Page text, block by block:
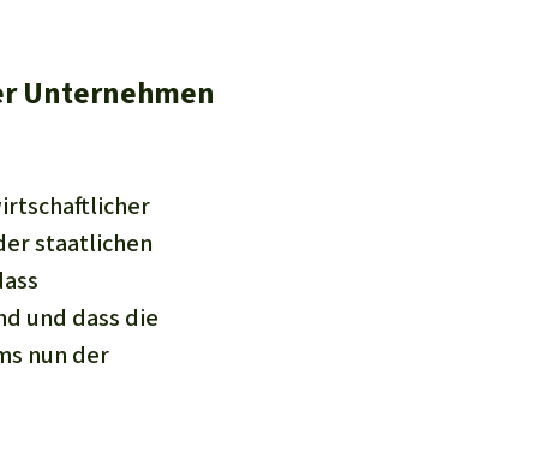
Unternehmen
staatlichen
und dass die
nun der